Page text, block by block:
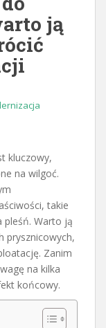
ją
kluczowy,
na wilgoć.
takie
pleśń. Warto ją
prysznicowych,
Zanim
na kilka
końcowy.